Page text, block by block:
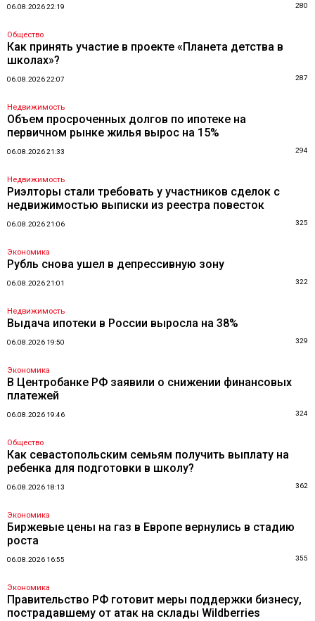
06.08.2026 22:19 280
Общество
Как принять участие в проекте «Планета детства в
школах»?
06.08.2026 22:07 287
Недвижимость
Объем просроченных долгов по ипотеке на
первичном рынке жилья вырос на 15%
06.08.2026 21:33 294
Недвижимость
Риэлторы стали требовать у участников сделок с
недвижимостью выписки из реестра повесток
06.08.2026 21:06 325
Экономика
Рубль снова ушел в депрессивную зону
06.08.2026 21:01 322
Недвижимость
Выдача ипотеки в России выросла на 38%
06.08.2026 19:50 329
Экономика
В Центробанке РФ заявили о снижении финансовых
платежей
06.08.2026 19:46 324
Общество
Как севастопольским семьям получить выплату на
ребенка для подготовки в школу?
06.08.2026 18:13 362
Экономика
Биржевые цены на газ в Европе вернулись в стадию
роста
06.08.2026 16:55 355
Экономика
Правительство РФ готовит меры поддержки бизнесу,
пострадавшему от атак на склады Wildberries